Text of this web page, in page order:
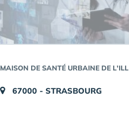
MAISON DE SANTÉ URBAINE DE L'ILL
67000 - STRASBOURG